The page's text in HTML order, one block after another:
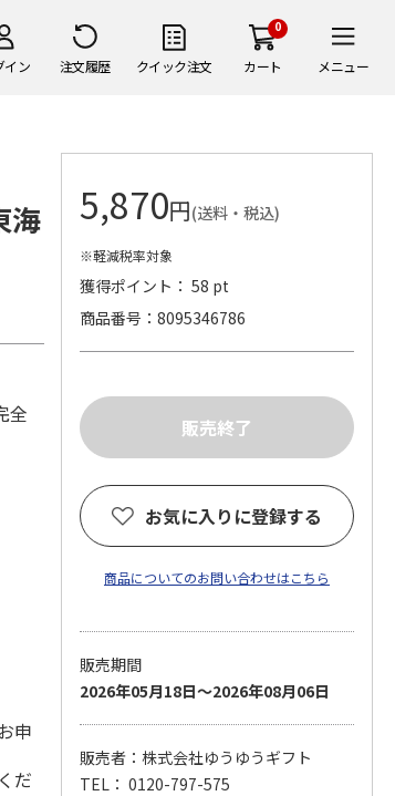
イン 注文履歴 クイック注文
0
カート メニュー
海
全
申
だ
5,870円(送料・税込)
※軽減税率対象
獲得ポイント： 58 pt
商品番号
8095346786
お気に入りに登録する
商品についてのお問い合わせはこちら
販売期間
2026年05月18日～2026年08月06日
販売者：株式会社ゆうゆうギフト
TEL： 0120-797-575